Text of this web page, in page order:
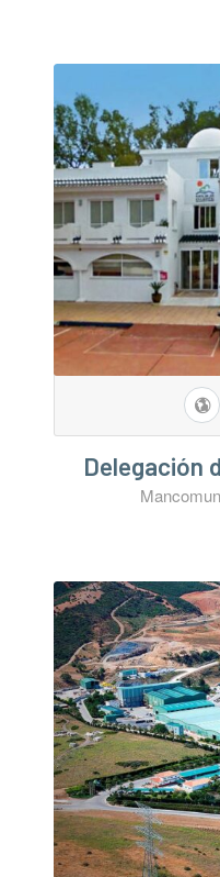
Delegación